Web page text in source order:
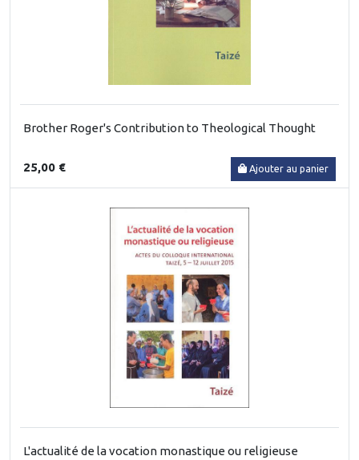
Brother Roger's Contribution to Theological Thought
25,00 € Ajouter au panier
L'actualité de la vocation monastique ou religieuse